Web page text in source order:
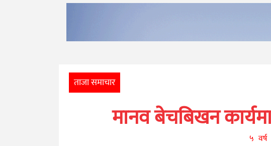
ताजा समाचार
मानव बेचबिखन
५ वर्ष